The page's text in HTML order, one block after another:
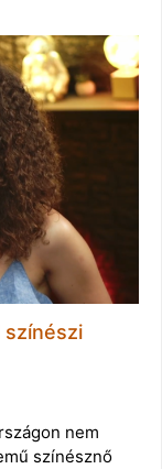
nem
színésznő